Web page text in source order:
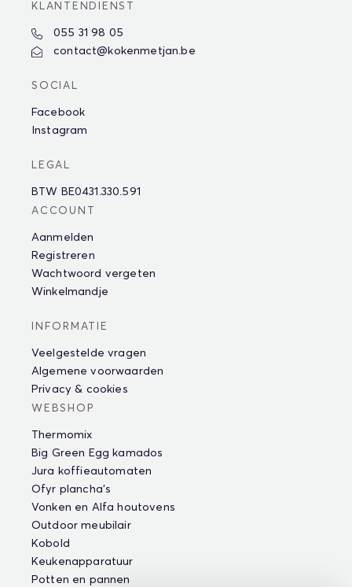
KLANTENDIENST
055 31 98 05
contact@kokenmetjan.be
SOCIAL
Facebook
Instagram
LEGAL
BTW BE0431.330.591
ACCOUNT
Aanmelden
Registreren
Wachtwoord vergeten
Winkelmandje
INFORMATIE
Veelgestelde vragen
Algemene voorwaarden
Privacy & cookies
WEBSHOP
Thermomix
Big Green Egg kamados
Jura koffieautomaten
Ofyr plancha's
Vonken en Alfa houtovens
Outdoor meubilair
Kobold
Keukenapparatuur
Potten en pannen